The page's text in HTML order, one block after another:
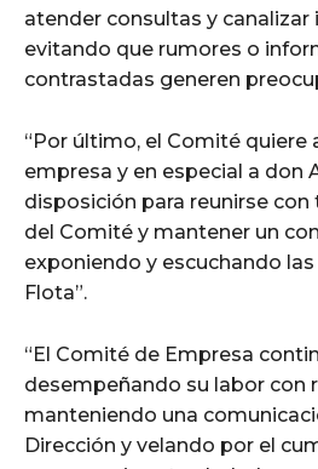
atender consultas y canalizar
evitando que rumores o
contrastadas generen
“Por último, el Comité quiere
empresa y en especial a don
disposición para reunirse
del Comité y mantener un
exponiendo y escuchando
Flota”.
“El Comité de Empresa
desempeñando su labor con
manteniendo una
Dirección y velando por el